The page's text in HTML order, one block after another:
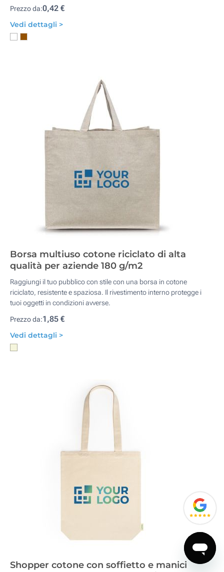
Prezzo da:0,42 €
Vedi dettagli >
Borsa multiuso cotone riciclato di alta
qualità per aziende 180 g/m2
Raggiungi il tuo pubblico con stile con una borsa in cotone
riciclato, resistente e spaziosa. Il rivestimento interno protegge i
tuoi oggetti in condizioni avverse.
Prezzo da:1,85 €
Vedi dettagli >
Shopper cotone con soffietto e manici